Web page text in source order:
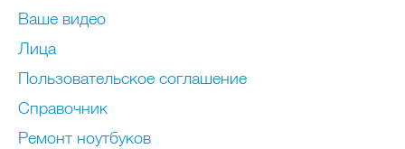
Ваше видео
Лица
Пользовательское соглашение
Справочник
Ремонт нoутбуков